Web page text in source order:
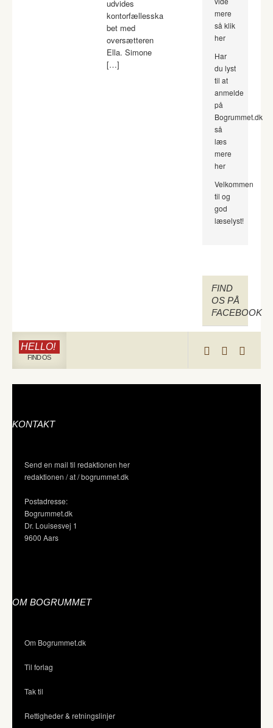
udvides
kontorfællesska
bet med
oversætteren
Ella. Simone
[…]
mere
så klik
her
Har
du lyst
til at
anmelde
på
Bogrummet.dk
så
læs
mere
her
Velkommen
til og
god
læselyst!
FIND
OS PÅ
FACEBOOK
HELLO!
FIND OS
KONTAKT
Send en mail til redaktionen her
redaktionen / at / bogrummet.dk
Postadresse:
Bogrummet.dk
Dr. Louisesvej 1
9600 Aars
OM BOGRUMMET
Om Bogrummet.dk
Til forlag
Tak til
Rettigheder & retningslinjer